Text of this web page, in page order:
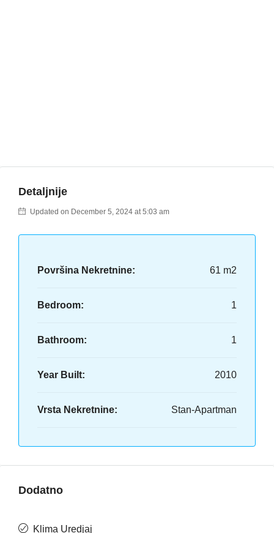
Detaljnije
Updated on December 5, 2024 at 5:03 am
Površina Nekretnine: 61 m2
Bedroom: 1
Bathroom: 1
Year Built: 2010
Vrsta Nekretnine: Stan-Apartman
Dodatno
Klima Uredjaj